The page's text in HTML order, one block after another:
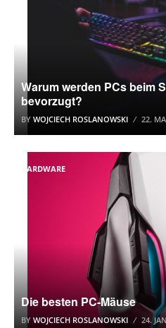
Warum werden PCs beim
bevorzugt?
BY WOJCIECH ROSLANOWSKI 22.
HARDWARE
Die besten PC-Mäuse
BY WOJCIECH ROSLANOWSKI 24.